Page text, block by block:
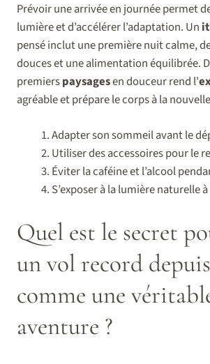
Prévoir une arrivée en journée permet
lumière et d’accélérer l’adaptation. Un
pensé inclut une première nuit calme,
douces et une alimentation équilibrée.
premierspaysagesen douceur rend l’
agréable et prépare le corps à la nouvelle
Adapter son sommeil avant le
Utiliser des accessoires pour le
Éviter la caféine et l’alcool
S’exposer à la lumière naturelle
Quel est le secret
un vol record
comme une
aventure ?